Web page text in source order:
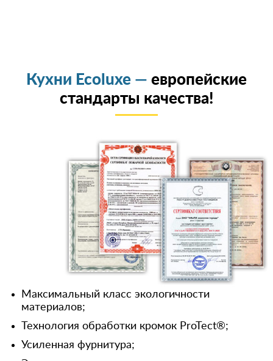
Кухни Ecoluxe — европейские
стандарты качества!
Максимальный класс экологичности
материалов;
Технология обработки кромок ProTect®;
Усиленная фурнитура;